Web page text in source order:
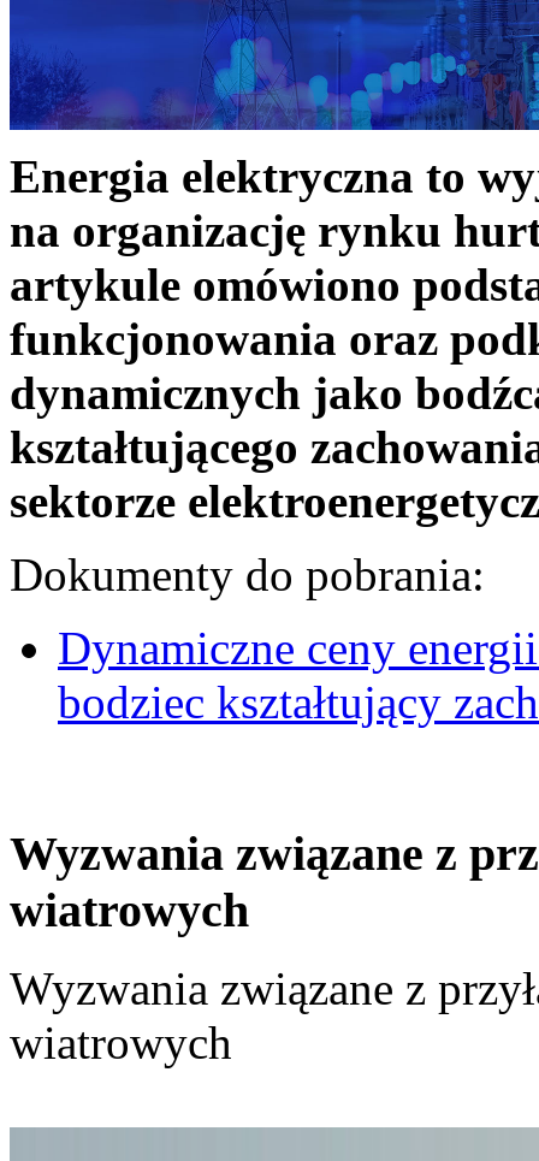
Energia elektryczna to
na organizację rynku
artykule omówiono
funkcjonowania oraz
dynamicznych jako
kształtującego
sektorze
Dokumenty do pobrania:
Dynamiczne ceny
bodziec kształtujący
Wyzwania związane z
wiatrowych
Wyzwania związane z
wiatrowych